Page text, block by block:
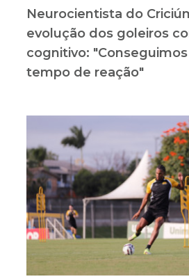
Neurocientista do
evolução dos goleiros
cognitivo:
tempo de reação"